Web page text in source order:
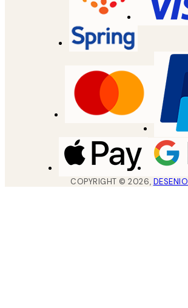
COPYRIGHT ©2026, DESENIO